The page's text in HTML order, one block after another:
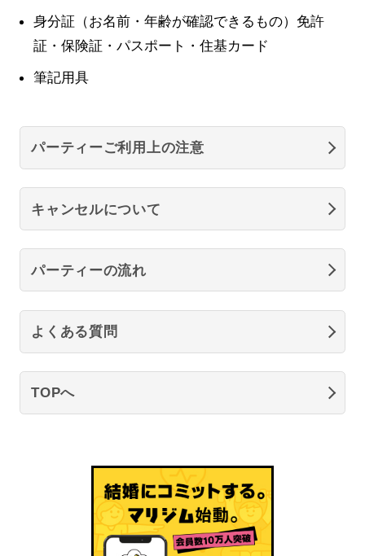
身分証（お名前・年齢が確認できるもの）免許
証・保険証・パスポート・住基カード
筆記用具
パーティーご利用上の注意
キャンセルについて
パーティーの流れ
よくある質問
TOPへ